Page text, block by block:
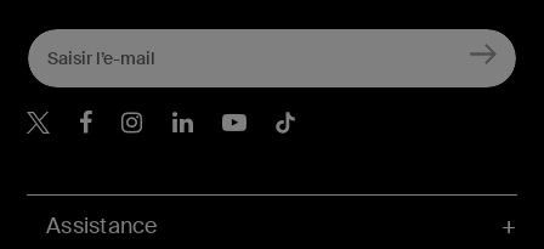
Assistance
Belkin Twitter
Belkin Facebook
Belkin Instagram
Belkin LinkedIn
Belkin Youtube
Belkin TikTok